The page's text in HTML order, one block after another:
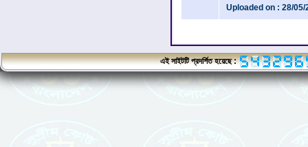
Uploaded on : 28/05/
এই সাইটটি প্রদর্শিত হয়েছে :